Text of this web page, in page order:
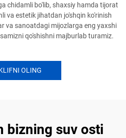
chidamli bo'lib, shaxsiy hamda tijorat
va estetik jihatdan jo'shqin ko'rinish
va sanoatdagi mijozlarga eng yaxshi
qo'shishni majburlab turamiz.
OLING
bizning suv osti